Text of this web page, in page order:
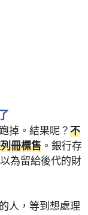
掉。結果呢？ 不
冊標售 。銀行存
為留給後代的財
人，等到想處理